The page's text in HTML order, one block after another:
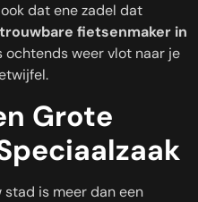
dat ene zadel dat
fietsenmaker in
ochtends weer vlot naar je
Grote
stad is meer dan een